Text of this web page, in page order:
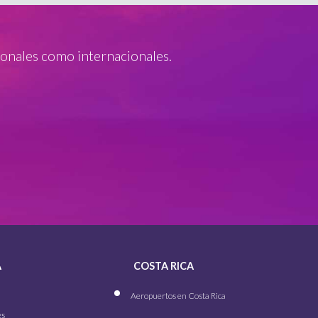
como internacionales.
COSTA RICA
Aeropuertos en Costa Rica